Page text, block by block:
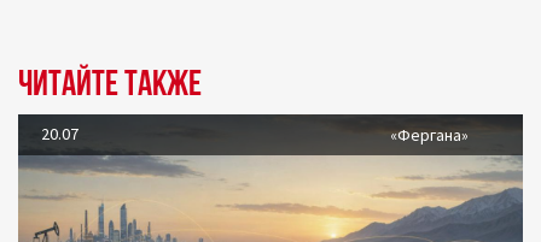
Читайте также
20.07 «Фергана»